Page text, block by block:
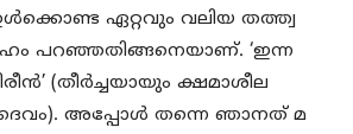
ഏറ്റവും വലിയ തത്ത്വ
പറഞ്ഞതിങ്ങനെയാണ്. ‘ഇന്ന
(തീർച്ചയായും ക്ഷമാശീല
അപ്പോൾ തന്നെ ഞാനത് മ